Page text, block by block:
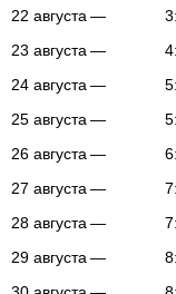
22 августа —
23 августа —
24 августа —
25 августа —
26 августа —
27 августа —
28 августа —
29 августа —